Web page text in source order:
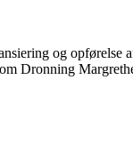
og opførelse
Dronning